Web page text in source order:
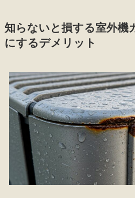
知らないと損する室外機
にするデメリット